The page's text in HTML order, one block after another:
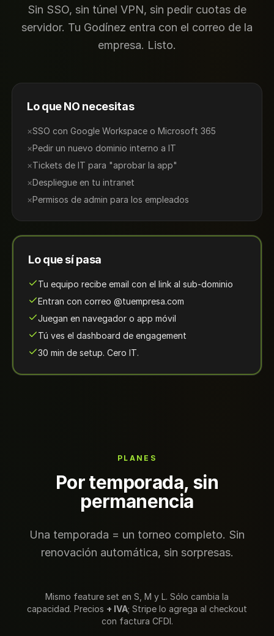
Sin SSO, sin túnel VPN, sin pedir cuotas de
servidor. Tu Godínez entra con el correo de la
empresa. Listo.
Lo que NO necesitas
×SSO con Google Workspace o Microsoft 365
×Pedir un nuevo dominio interno a IT
×Tickets de IT para "aprobar la app"
×Despliegue en tu intranet
×Permisos de admin para los empleados
Lo que sí pasa
Tu equipo recibe email con el link al sub-dominio
Entran con correo @tuempresa.com
Juegan en navegador o app móvil
Tú ves el dashboard de engagement
30 min de setup. Cero IT.
PLANES
Por temporada, sin
permanencia
Una temporada = un torneo completo. Sin
renovación automática, sin sorpresas.
Mismo feature set en S, M y L. Sólo cambia la
capacidad. Precios + IVA; Stripe lo agrega al checkout
con factura CFDI.